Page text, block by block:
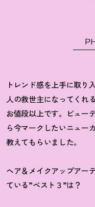
トレンド感を上手に取り
人の救世主になってくれ
お値段以上です。ビュー
ら今マークしたいニュー
教えてもらいました。
ヘア＆メイクアップアー
ている”ベスト３”は？